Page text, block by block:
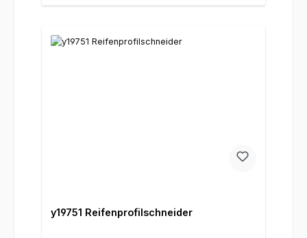
y19751 Reifenprofilschneider